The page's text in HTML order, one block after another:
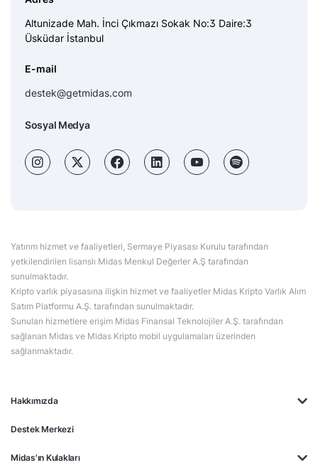
Hakkımızda
Destek Merkezi
Midas'ın Kulakları
Altunizade Mah. İnci Çıkmazı Sokak No:3 Daire:3
Üsküdar İstanbul
E-mail
destek@getmidas.com
Sosyal Medya
Yatırım hizmet ve faaliyetleri, Sermaye Piyasası Kurulu tarafından
yetkilendirilen lisanslı Midas Menkul Değerler A.Ş tarafından
sunulmaktadır.
Kripto varlık piyasasına ilişkin hizmet ve faaliyetler Midas Kripto Varlık Alım
Satım Platformu A.Ş. tarafından sunulmaktadır.
Sunulan hizmetlere erişim Midas Finansal Teknolojiler A.Ş. tarafından
sağlanan Midas ve Midas Kripto mobil uygulamaları üzerinden
sağlanmaktadır.